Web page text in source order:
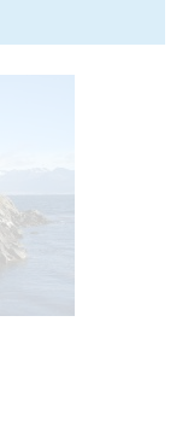
Anímate a
te llevamos!